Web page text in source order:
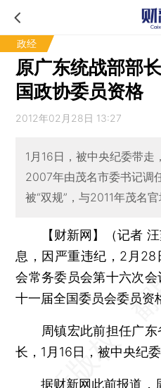
政经
原广东统战部部
国政协委员资格
2012年02月28日 13:27
1月16日，被中央纪委带
2007年由茂名市委书记调
被“双规”，与2011年茂名
【财新网】（记者 汪
息，因严重违纪，2月28
会常务委员会第十六次
十一届全国委员会委员资
周镇宏此前担任广东
长，1月16日，被中央纪
据财新网此前报道